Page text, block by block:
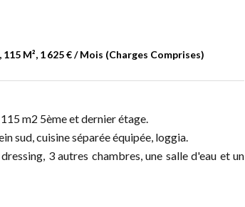
M², 1 625 € / Mois (Charges Comprises)
m2 5ème et dernier étage.
sud, cuisine séparée équipée, loggia.
3 autres chambres, une salle d'eau et un